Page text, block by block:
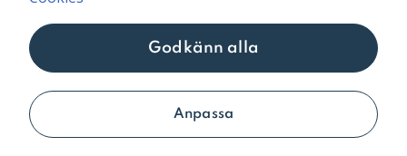
Lexly © 2026
Anpassa
Godkänn alla